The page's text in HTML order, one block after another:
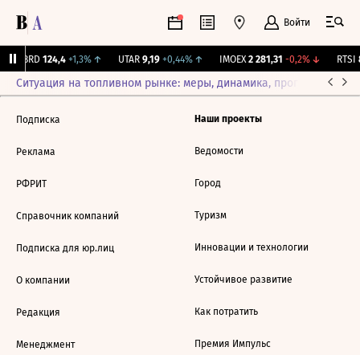
Войти
ABRD 124,4 +1,3%↑ UTAR 9,19 +0,44%↑ IMOEX 2 281,31 -0,2%↓ RTSI
Ситуация на топливном рынке: меры, динамика, прогнозы
Подписка
Реклама
РФРИТ
Справочник компаний
Подписка для юр.лиц
О компании
Редакция
Менеджмент
Наши проекты
Ведомости
Город
Туризм
Инновации и технологии
Устойчивое развитие
Как потратить
Премия Импульс